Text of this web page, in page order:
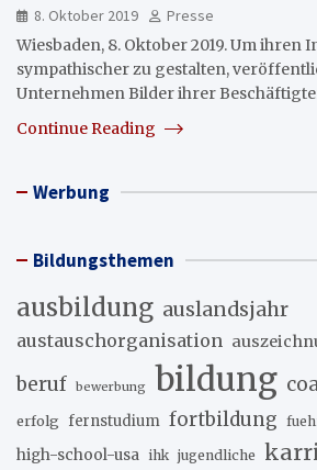
8. Oktober 2019
Presse
Wiesbaden, 8. Oktober 2019. Um
sympathischer zu gestalten,
Unternehmen Bilder ihrer
Continue Reading
Werbung
Bildungsthemen
ausbildung auslandsjahr
austauschorganisation
beruf bewerbung bildung
erfolg fernstudium fortbildung
high-school-usa ihk jugendliche